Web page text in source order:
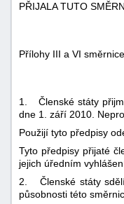
PŘIJALA TUTO
Přílohy III a VI
1. Členské státy
dne 1. září 2010.
Použijí tyto předpisy
Tyto předpisy přijaté
jejich úředním
2. Členské státy sdělí
působnosti této